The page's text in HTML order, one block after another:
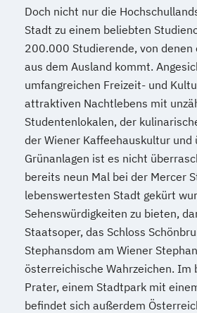
Sportmanagement
Supply Chain Management
Tourismusmanagement UX
Umweltingenieurwesen
Wirtschaftsinformatik (DE/
Wirtschaftsingenieurwesen
Wirtschaftsingenieurwesen
Wirtschaftspsychologie (DE/
Wirtschaftsrecht
Ökonom/in
Doch nicht nur die
Stadt zu einem beliebten
200.000 Studierende, von
aus dem Ausland kommt.
umfangreichen Freizeit- und
attraktiven Nachtlebens mit
Studentenlokalen, der
der Wiener Kaffeehauskultur und
Grünanlagen ist es nicht
bereits neun Mal bei der Mercer
lebenswertesten Stadt gekürt
Sehenswürdigkeiten zu bieten,
Staatsoper, das Schloss
Stephansdom am Wiener
österreichische Wahrzeichen. Im
Prater, einem Stadtpark mit
befindet sich außerdem